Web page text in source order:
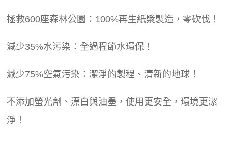
拯救600座森林公園：100%再生紙漿製造，零砍伐！
減少35%水污染：全過程節水環保！
減少75%空氣污染：潔淨的製程、清新的地球！
不添加螢光劑、漂白與油墨，使用更安全，環境更潔
淨！